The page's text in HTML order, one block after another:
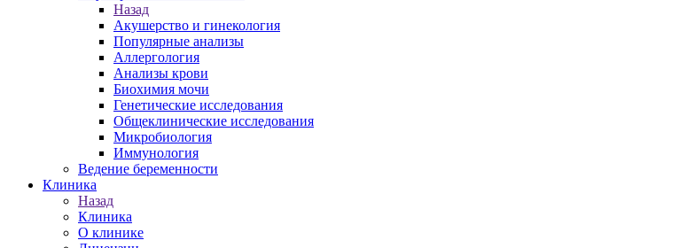
Назад
Акушерство и гинекология
Популярные анализы
Аллергология
Анализы крови
Биохимия мочи
Генетические исследования
Общеклинические исследования
Микробиология
Иммунология
Ведение беременности
Клиника
Назад
Клиника
О клинике